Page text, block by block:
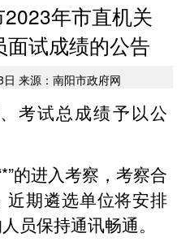
年市直机关
试成绩的公告
来源：南阳市政府网
试总成绩予以公
进入考察，考察合
近期遴选单位将安排
员保持通讯畅通。